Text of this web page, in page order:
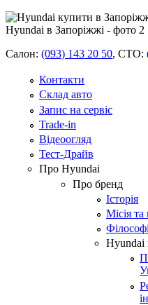
Салон: (093) 143 20 50, СТО:
Контакти
Склад авто
Запис на сервіс
Trade-in
Відеоогляд
Тест-Драйв
Про Hyundai
Про бренд
Історія
Місія та
Hyundai